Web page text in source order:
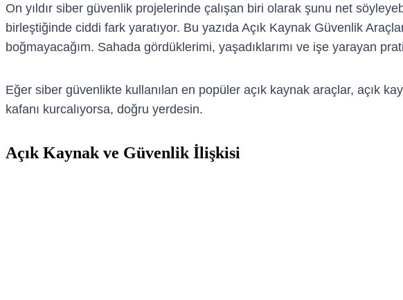
On yıldır siber güvenlik projelerinde çalışan biri olarak şunu net
birleştiğinde ciddi fark yaratıyor. Bu yazıda Açık Kaynak Güvenlik
boğmayacağım. Sahada gördüklerimi, yaşadıklarımı ve işe yarayan
Eğer siber güvenlikte kullanılan en popüler açık kaynak araçlar, açık
kafanı kurcalıyorsa, doğru yerdesin.
Açık Kaynak ve Güvenlik İlişkisi